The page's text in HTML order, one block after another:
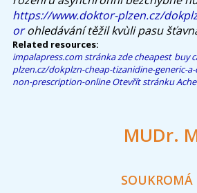
https://www.doktor-plzen.cz/
orohledávání těžil kvùli pasu
Related resources:
impalapress.comstránka zde cheapest buy
plzen.cz/dokplzn-cheap-tizanidine-generic-
non-prescription-online Otevřít stránku
MUDr.
SOUKROMÁ